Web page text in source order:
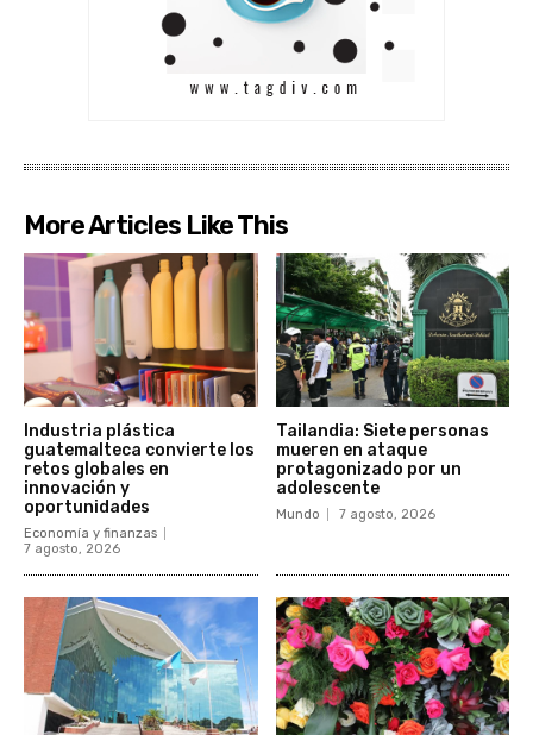
More Articles Like This
Industria plástica
guatemalteca convierte los
retos globales en
innovación y
oportunidades
Economía y finanzas
7 agosto, 2026
Tailandia: Siete personas
mueren en ataque
protagonizado por un
adolescente
Mundo 7 agosto, 2026